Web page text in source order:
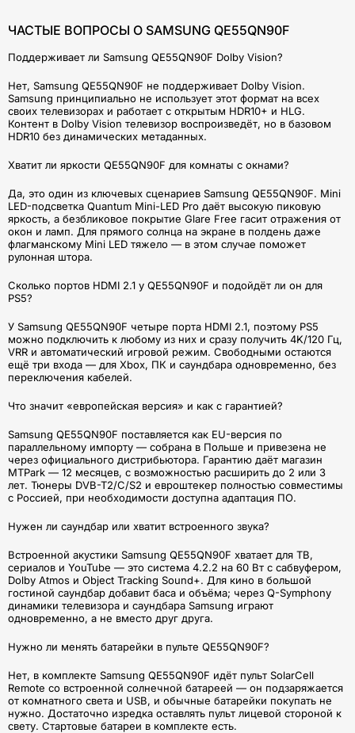
ЧАСТЫЕ ВОПРОСЫ О SAMSUNG QE55QN90F
Поддерживает ли Samsung QE55QN90F Dolby Vision?
Нет, Samsung QE55QN90F не поддерживает Dolby Vision.
Samsung принципиально не использует этот формат на всех
своих телевизорах и работает с открытым HDR10+ и HLG.
Контент в Dolby Vision телевизор воспроизведёт, но в базовом
HDR10 без динамических метаданных.
Хватит ли яркости QE55QN90F для комнаты с окнами?
Да, это один из ключевых сценариев Samsung QE55QN90F. Mini
LED-подсветка Quantum Mini-LED Pro даёт высокую пиковую
яркость, а безбликовое покрытие Glare Free гасит отражения от
окон и ламп. Для прямого солнца на экране в полдень даже
флагманскому Mini LED тяжело — в этом случае поможет
рулонная штора.
Сколько портов HDMI 2.1 у QE55QN90F и подойдёт ли он для
PS5?
У Samsung QE55QN90F четыре порта HDMI 2.1, поэтому PS5
можно подключить к любому из них и сразу получить 4K/120 Гц,
VRR и автоматический игровой режим. Свободными остаются
ещё три входа — для Xbox, ПК и саундбара одновременно, без
переключения кабелей.
Что значит «европейская версия» и как с гарантией?
Samsung QE55QN90F поставляется как EU-версия по
параллельному импорту — собрана в Польше и привезена не
через официального дистрибьютора. Гарантию даёт магазин
MTPark — 12 месяцев, с возможностью расширить до 2 или 3
лет. Тюнеры DVB-T2/C/S2 и евроштекер полностью совместимы
с Россией, при необходимости доступна адаптация ПО.
Нужен ли саундбар или хватит встроенного звука?
Встроенной акустики Samsung QE55QN90F хватает для ТВ,
сериалов и YouTube — это система 4.2.2 на 60 Вт с сабвуфером,
Dolby Atmos и Object Tracking Sound+. Для кино в большой
гостиной саундбар добавит баса и объёма; через Q-Symphony
динамики телевизора и саундбара Samsung играют
одновременно, а не вместо друг друга.
Нужно ли менять батарейки в пульте QE55QN90F?
Нет, в комплекте Samsung QE55QN90F идёт пульт SolarCell
Remote со встроенной солнечной батареей — он подзаряжается
от комнатного света и USB, и обычные батарейки покупать не
нужно. Достаточно изредка оставлять пульт лицевой стороной к
свету. Стартовые батареи в комплекте есть.